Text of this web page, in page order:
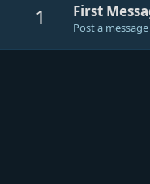
1 First
Post a